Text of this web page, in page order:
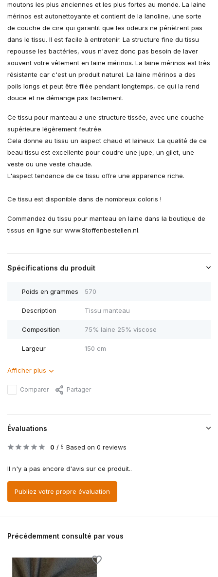
moutons les plus anciennes et les plus fortes au monde. La laine
mérinos est autonettoyante et contient de la lanoline, une sorte
de couche de cire qui garantit que les odeurs ne pénètrent pas
dans le tissu. Il est facile à entretenir. La structure fine du tissu
repousse les bactéries, vous n'avez donc pas besoin de laver
souvent votre vêtement en laine mérinos. La laine mérinos est très
résistante car c'est un produit naturel. La laine mérinos a des
poils longs et peut être filée pendant longtemps, ce qui la rend
douce et ne démange pas facilement.
Ce tissu pour manteau a une structure tissée, avec une couche
supérieure légèrement feutrée.
Cela donne au tissu un aspect chaud et laineux. La qualité de ce
beau tissu est excellente pour coudre une jupe, un gilet, une
veste ou une veste chaude.
L'aspect tendance de ce tissu offre une apparence riche.
Ce tissu est disponible dans de nombreux coloris !
Commandez du tissu pour manteau en laine dans la boutique de
tissus en ligne sur www.Stoffenbestellen.nl.
Spécifications du produit
Poids en grammes 570
Description Tissu manteau
Composition 75% laine 25% viscose
Largeur 150 cm
Afficher plus
Comparer Partager
Évaluations
0 / 5 Based on 0 reviews
Il n'y a pas encore d'avis sur ce produit..
Publiez votre propre évaluation
Précédemment consulté par vous